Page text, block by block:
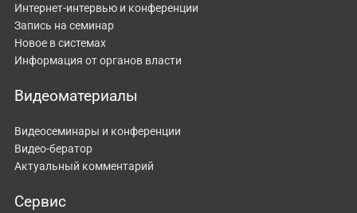
Интернет-интервью и конференции
Запись на семинар
Новое в системах
Информация от органов власти
Видеоматериалы
Видеосеминары и конференции
Видео-бератор
Актуальный комментарий
Сервис